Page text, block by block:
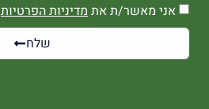
אני מאשר/ת את מדיניות הפרטיות
שלח